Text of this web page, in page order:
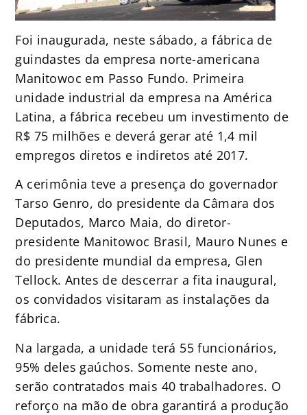
Foi inaugurada, neste sábado, a fábrica de
guindastes da empresa norte-americana
Manitowoc em Passo Fundo. Primeira
unidade industrial da empresa na América
Latina, a fábrica recebeu um investimento de
R$ 75 milhões e deverá gerar até 1,4 mil
empregos diretos e indiretos até 2017.
A cerimônia teve a presença do governador
Tarso Genro, do presidente da Câmara dos
Deputados, Marco Maia, do diretor-
presidente Manitowoc Brasil, Mauro Nunes e
do presidente mundial da empresa, Glen
Tellock. Antes de descerrar a fita inaugural,
os convidados visitaram as instalações da
fábrica.
Na largada, a unidade terá 55 funcionários,
95% deles gaúchos. Somente neste ano,
serão contratados mais 40 trabalhadores. O
reforço na mão de obra garantirá a produção